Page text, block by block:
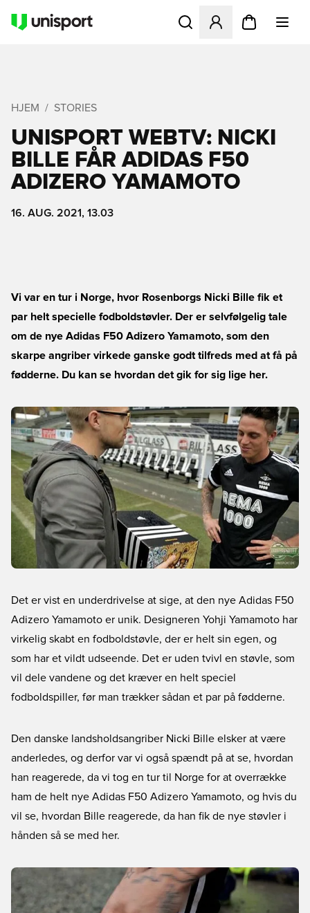
Åbner en Modal til at
HJEM STORIES
UNISPORT WEBTV: NICKI
BILLE FÅR ADIDAS F50
ADIZERO YAMAMOTO
16. AUG. 2021, 13.03
Vi var en tur i Norge, hvor Rosenborgs Nicki Bille fik et
par helt specielle fodboldstøvler. Der er selvfølgelig tale
om de nye Adidas F50 Adizero Yamamoto, som den
skarpe angriber virkede ganske godt tilfreds med at få på
fødderne. Du kan se hvordan det gik for sig lige her.
Det er vist en underdrivelse at sige, at den nye Adidas F50
Adizero Yamamoto er unik. Designeren Yohji Yamamoto har
virkelig skabt en fodboldstøvle, der er helt sin egen, og
som har et vildt udseende. Det er uden tvivl en støvle, som
vil dele vandene og det kræver en helt speciel
fodboldspiller, før man trækker sådan et par på fødderne.
Den danske landsholdsangriber Nicki Bille elsker at være
anderledes, og derfor var vi også spændt på at se, hvordan
han reagerede, da vi tog en tur til Norge for at overrække
ham de helt nye Adidas F50 Adizero Yamamoto, og hvis du
vil se, hvordan Bille reagerede, da han fik de nye støvler i
hånden så se med her.